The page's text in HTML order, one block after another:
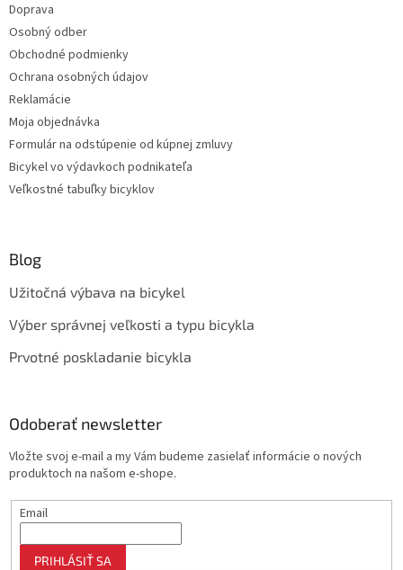
Doprava
Osobný odber
Obchodné podmienky
Ochrana osobných údajov
Reklamácie
Moja objednávka
Formulár na odstúpenie od kúpnej zmluvy
Bicykel vo výdavkoch podnikateľa
Veľkostné tabuľky bicyklov
Blog
Užitočná výbava na bicykel
Výber správnej veľkosti a typu bicykla
Prvotné poskladanie bicykla
Odoberať newsletter
Vložte svoj e-mail a my Vám budeme zasielať informácie o nových
produktoch na našom e-shope.
Email
PRIHLÁSIŤ SA